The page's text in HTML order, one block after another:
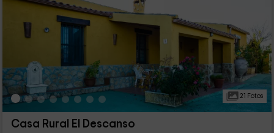
21 Fotos
Casa Rural El Descanso